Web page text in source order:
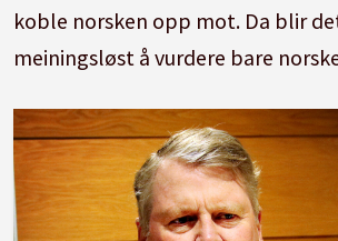
koble norsken opp mot. Da blir
meiningsløst å vurdere bare